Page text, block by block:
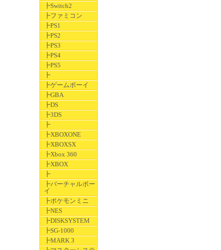
┣Switch2
┣ファミコン
┣PS1
┣PS2
┣PS3
┣PS4
┣PS5
┣
┣ゲームボーイ
┣GBA
┣DS
┣3DS
┣
┣XBOXONE
┣XBOXSX
┣Xbox 360
┣XBOX
┣
┣バーチャルボー
イ
┣ポケモンミニ
┣NES
┣DISKSYSTEM
┣SG-1000
┣MARK 3